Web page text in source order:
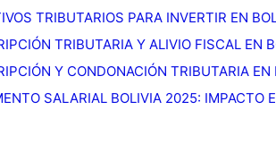
TRIBUTARIOS PARA INVERTIR EN
TRIBUTARIA Y ALIVIO FISCAL EN
Y CONDONACIÓN TRIBUTARIA EN
SALARIAL BOLIVIA 2025: IMPACTO